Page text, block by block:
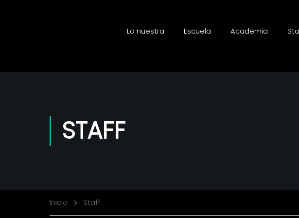
La nuestra Escuela Academia
STAFF
Inicio Staff